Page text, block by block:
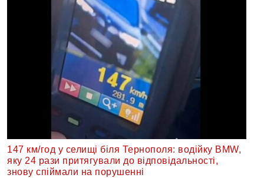
147 км/год у селищі біля Тернополя: водійку BMW,
яку 24 рази притягували до відповідальності,
знову спіймали на порушенні